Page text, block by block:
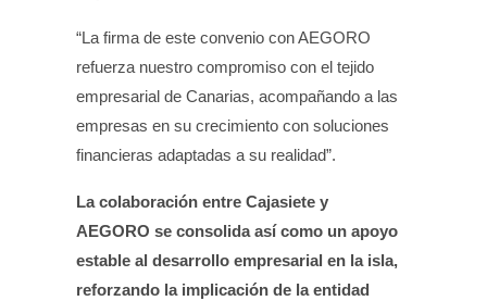
“La firma de este convenio con AEGORO
refuerza nuestro compromiso con el tejido
empresarial de Canarias, acompañando a las
empresas en su crecimiento con soluciones
financieras adaptadas a su realidad”.
La colaboración entre Cajasiete y
AEGORO se consolida así como un apoyo
estable al desarrollo empresarial en la isla,
reforzando la implicación de la entidad